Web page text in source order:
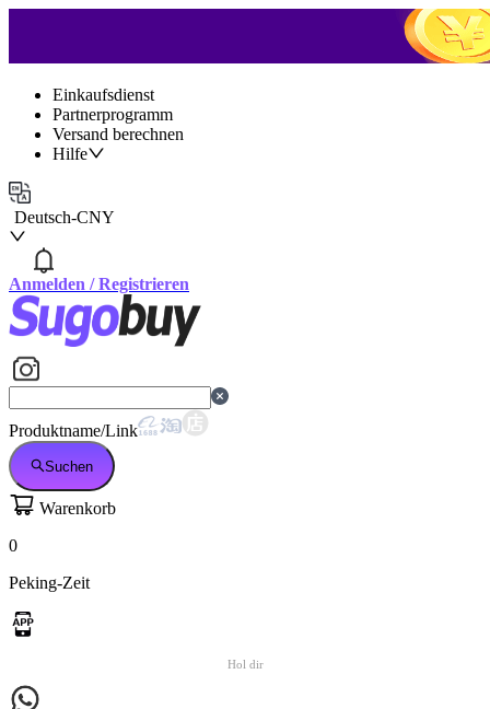
Einkaufsdienst
Partnerprogramm
Versand berechnen
Hilfe
Deutsch-CNY
Anmelden /Registrieren
Produktname/Link
Suchen
Warenkorb
0
Peking-Zeit
Hol dir